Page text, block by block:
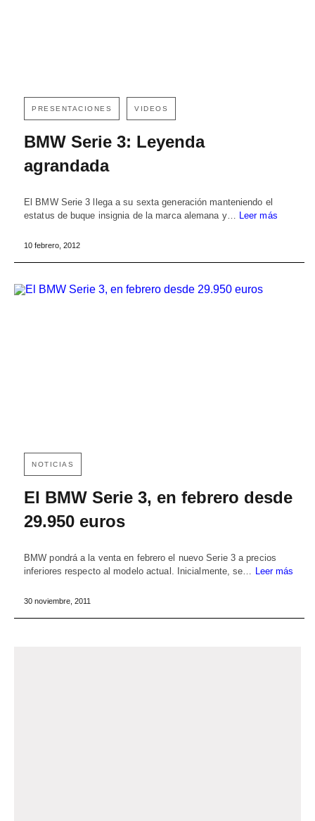
PRESENTACIONES VIDEOS
BMW Serie 3: Leyenda
agrandada
El BMW Serie 3 llega a su sexta generación manteniendo el
estatus de buque insignia de la marca alemana y… Leer más
10 febrero, 2012
NOTICIAS
El BMW Serie 3, en febrero desde
29.950 euros
BMW pondrá a la venta en febrero el nuevo Serie 3 a precios
inferiores respecto al modelo actual. Inicialmente, se… Leer más
30 noviembre, 2011